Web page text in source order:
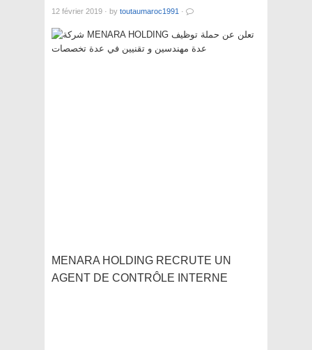
12 février 2019 · by toutaumaroc1991 ·
MENARA HOLDING RECRUTE UN
AGENT DE CONTRÔLE INTERNE